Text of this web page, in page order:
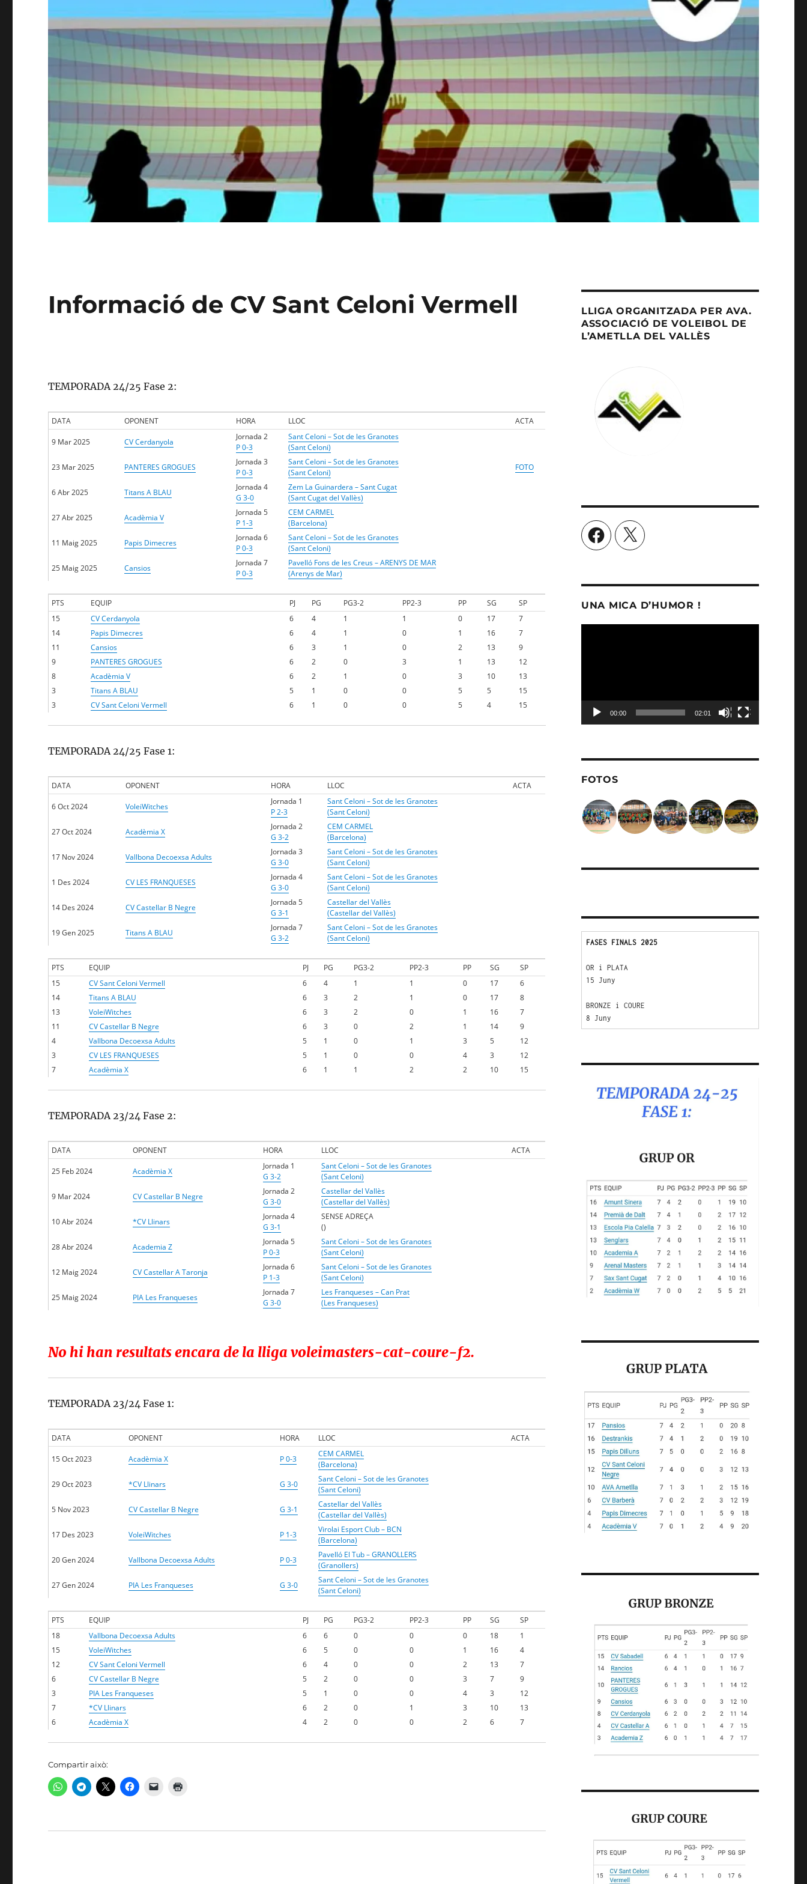
Informació de CV Sant Celoni Vermell
TEMPORADA 24/25 Fase 2:
DATA OPONENT HORA LLOC ACTA
9 Mar 2025 CV Cerdanyola
Jornada 2
P 0-3
Sant Celoni – Sot de les Granotes
(Sant Celoni)
23 Mar 2025
PANTERES GROGUES
Jornada 3
P 0-3
Sant Celoni – Sot de les Granotes
(Sant Celoni)
FOTO
6 Abr 2025 Titans A BLAU
Jornada 4
G 3-0
Zem La Guinardera – Sant Cugat
(Sant Cugat del Vallès)
27 Abr 2025
Acadèmia V
Jornada 5
P 1-3
CEM CARMEL
(Barcelona)
11 Maig 2025
Papis Dimecres
Jornada 6
P 0-3
Sant Celoni – Sot de les Granotes
(Sant Celoni)
25 Maig 2025
Cansios
Jornada 7
P 0-3
Pavelló Fons de les Creus – ARENYS DE MAR
(Arenys de Mar)
PTS EQUIP PJ PG PG3-2 PP2-3 PP SG
SP
15
CV Cerdanyola 6 4 1 1 0 17
7
14
Papis Dimecres 6 4 1 0 1 16
7
11
Cansios 6 3 1 0 2 13
9
9
PANTERES GROGUES 6 2 0 3 1 13
12
8
Acadèmia V 6 2 1 0 3 10
13
3
Titans A BLAU 5 1 0 0 5 5
15
3
CV Sant Celoni Vermell 6 1 0 0 5 4 15
TEMPORADA 24/25 Fase 1:
DATA OPONENT HORA LLOC ACTA
6 Oct 2024 VoleiWitches
Jornada 1
P 2-3
Sant Celoni – Sot de les Granotes
(Sant Celoni)
27 Oct 2024
Acadèmia X
Jornada 2
G 3-2
CEM CARMEL
(Barcelona)
17 Nov 2024
Vallbona Decoexsa Adults
Jornada 3
G 3-0
Sant Celoni – Sot de les Granotes
(Sant Celoni)
1 Des 2024
CV LES FRANQUESES
Jornada 4
G 3-0
Sant Celoni – Sot de les Granotes
(Sant Celoni)
14 Des 2024
CV Castellar B Negre
Jornada 5
G 3-1
Castellar del Vallès
(Castellar del Vallès)
19 Gen 2025
Titans A BLAU
Jornada 7
G 3-2
Sant Celoni – Sot de les Granotes
(Sant Celoni)
PTS EQUIP PJ PG PG3-2 PP2-3 PP SG
SP
15
CV Sant Celoni Vermell 6 4 1 1 0 17
6
14
Titans A BLAU 6 3 2 1 0 17
8
13
VoleiWitches 6 3 2 0 1 16
7
11
CV Castellar B Negre 6 3 0 2 1 14
9
4
Vallbona Decoexsa Adults 5 1 0 1 3 5
12
3
CV LES FRANQUESES 5 1 0 0 4 3
12
7
Acadèmia X 6 1 1 2 2 10 15
TEMPORADA 23/24 Fase 2:
DATA OPONENT HORA LLOC ACTA
25 Feb 2024 Acadèmia X
Jornada 1
G 3-2
Sant Celoni – Sot de les Granotes
(Sant Celoni)
9 Mar 2024
CV Castellar B Negre
Jornada 2
G 3-0
Castellar del Vallès
(Castellar del Vallès)
10 Abr 2024
*CV Llinars
Jornada 4
G 3-1
SENSE ADREÇA
()
28 Abr 2024
Academia Z
Jornada 5
P 0-3
Sant Celoni – Sot de les Granotes
(Sant Celoni)
12 Maig 2024
CV Castellar A Taronja
Jornada 6
P 1-3
Sant Celoni – Sot de les Granotes
(Sant Celoni)
25 Maig 2024
PIA Les Franqueses
Jornada 7
G 3-0
Les Franqueses – Can Prat
(Les Franqueses)
No hi han resultats encara de la lliga voleimasters-cat-coure-f2.
TEMPORADA 23/24 Fase 1:
DATA OPONENT HORA LLOC ACTA
15 Oct 2023 Acadèmia X P 0-3
CEM CARMEL
(Barcelona)
29 Oct 2023
*CV Llinars G 3-0
Sant Celoni – Sot de les Granotes
(Sant Celoni)
5 Nov 2023
CV Castellar B Negre G 3-1
Castellar del Vallès
(Castellar del Vallès)
17 Des 2023
VoleiWitches P 1-3
Virolai Esport Club – BCN
(Barcelona)
20 Gen 2024
Vallbona Decoexsa Adults P 0-3
Pavelló El Tub – GRANOLLERS
(Granollers)
27 Gen 2024
PIA Les Franqueses G 3-0
Sant Celoni – Sot de les Granotes
(Sant Celoni)
PTS EQUIP PJ PG PG3-2 PP2-3 PP SG
SP
18
Vallbona Decoexsa Adults 6 6 0 0 0 18
1
15
VoleiWitches 6 5 0 0 1 16
4
12
CV Sant Celoni Vermell 6 4 0 0 2 13
7
6
CV Castellar B Negre 5 2 0 0 3 7
9
3
PIA Les Franqueses 5 1 0 0 4 3
12
7
*CV Llinars 6 2 0 1 3 10
13
6
Acadèmia X 4 2 0 0 2 6 7
Compartir això:
LLIGA ORGANITZADA PER AVA.
ASSOCIACIÓ DE VOLEIBOL DE
L’AMETLLA DEL VALLÈS
FacebookX
UNA MICA D’HUMOR !
00:00 02:01
FOTOS
FASES FINALS 2025
OR i PLATA
15 Juny
BRONZE i COURE
8 Juny